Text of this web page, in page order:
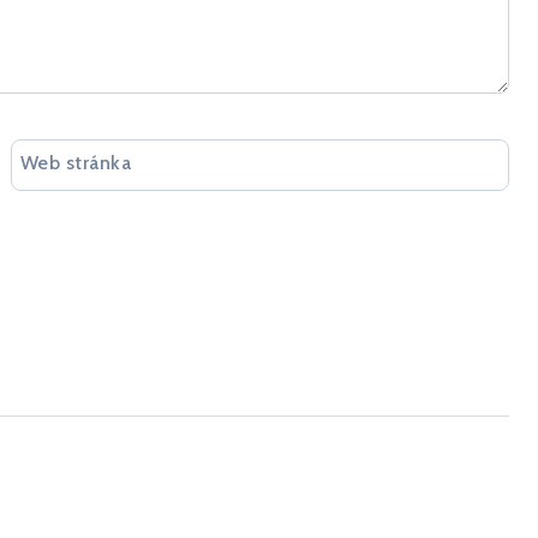
Web stránka